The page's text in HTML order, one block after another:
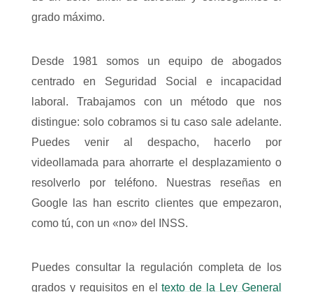
grado máximo.
Desde 1981 somos un equipo de abogados
centrado en Seguridad Social e incapacidad
laboral. Trabajamos con un método que nos
distingue: solo cobramos si tu caso sale adelante.
Puedes venir al despacho, hacerlo por
videollamada para ahorrarte el desplazamiento o
resolverlo por teléfono. Nuestras reseñas en
Google las han escrito clientes que empezaron,
como tú, con un «no» del INSS.
Puedes consultar la regulación completa de los
grados y requisitos en eltexto de la Ley General